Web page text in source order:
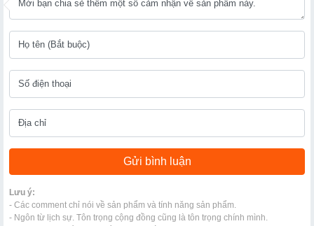
Lưu ý:
- Các comment chỉ nói về sản phẩm và tính năng sản phẩm.
- Ngôn từ lịch sự. Tôn trọng cộng đồng cũng là tôn trọng chính mình.